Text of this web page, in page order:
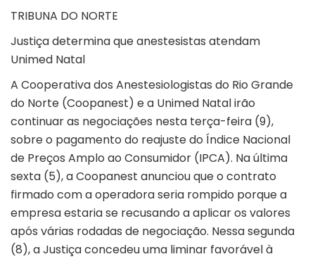
TRIBUNA DO NORTE
Justiça determina que anestesistas atendam
Unimed Natal
A Cooperativa dos Anestesiologistas do Rio Grande
do Norte (Coopanest) e a Unimed Natal irão
continuar as negociações nesta terça-feira (9),
sobre o pagamento do reajuste do Índice Nacional
de Preços Amplo ao Consumidor (IPCA). Na última
sexta (5), a Coopanest anunciou que o contrato
firmado com a operadora seria rompido porque a
empresa estaria se recusando a aplicar os valores
após várias rodadas de negociação. Nessa segunda
(8), a Justiça concedeu uma liminar favorável à